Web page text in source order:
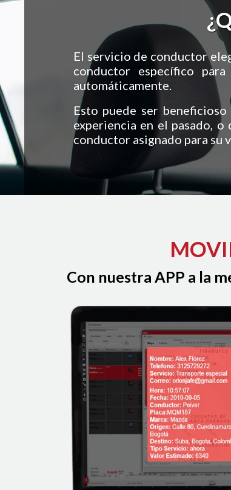
El servicio de conductor
conductor específico
automáticamente.
Esto puede ser
experiencia en el pasado,
conductor asignado para su
Para pequeñas, medianas y
oferta comercial permite
Con nuestra APP a la